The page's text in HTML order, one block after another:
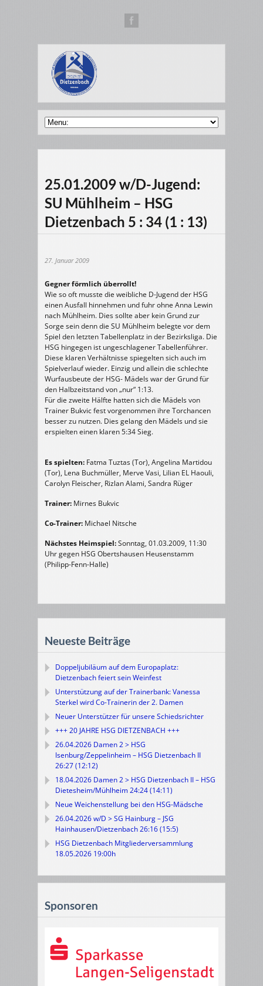
25.01.2009 w/D-Jugend:
SU Mühlheim – HSG
Dietzenbach 5 : 34 (1 : 13)
27. Januar 2009
Gegner förmlich überrollt!
Wie so oft musste die weibliche D-Jugend der HSG
einen Ausfall hinnehmen und fuhr ohne Anna Lewin
nach Mühlheim. Dies sollte aber kein Grund zur
Sorge sein denn die SU Mühlheim belegte vor dem
Spiel den letzten Tabellenplatz in der Bezirksliga. Die
HSG hingegen ist ungeschlagener Tabellenführer.
Diese klaren Verhältnisse spiegelten sich auch im
Spielverlauf wieder. Einzig und allein die schlechte
Wurfausbeute der HSG- Mädels war der Grund für
den Halbzeitstand von „nur“ 1:13.
Für die zweite Hälfte hatten sich die Mädels von
Trainer Bukvic fest vorgenommen ihre Torchancen
besser zu nutzen. Dies gelang den Mädels und sie
erspielten einen klaren 5:34 Sieg.
Es spielten: Fatma Tuztas (Tor), Angelina Martidou
(Tor), Lena Buchmüller, Merve Vasi, Lilian EL Haouli,
Carolyn Fleischer, Rizlan Alami, Sandra Rüger
Trainer: Mirnes Bukvic
Co-Trainer: Michael Nitsche
Nächstes Heimspiel:Sonntag, 01.03.2009, 11:30
Uhr gegen HSG Obertshausen Heusenstamm
(Philipp-Fenn-Halle)
Neueste Beiträge
Doppeljubiläum auf dem Europaplatz:
Dietzenbach feiert sein Weinfest
Unterstützung auf der Trainerbank: Vanessa
Sterkel wird Co-Trainerin der 2. Damen
Neuer Unterstützer für unsere Schiedsrichter
+++ 20 JAHRE HSG DIETZENBACH +++
26.04.2026 Damen 2 > HSG
Isenburg/Zeppelinheim – HSG Dietzenbach II
26:27 (12:12)
18.04.2026 Damen 2 > HSG Dietzenbach II – HSG
Dietesheim/Mühlheim 24:24 (14:11)
Neue Weichenstellung bei den HSG-Mädsche
26.04.2026 w/D > SG Hainburg – JSG
Hainhausen/Dietzenbach 26:16 (15:5)
HSG Dietzenbach Mitgliederversammlung
18.05.2026 19:00h
Sponsoren